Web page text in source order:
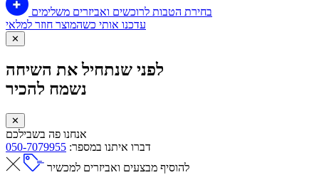
בחירת הטבות לרוכשים ואביזרים משלימים
עדכנו אותי כשהמוצר חוזר למלאי
✕
לפני שנתחיל את השיחה
נשמח להכיר
✕
אנחנו פה בשבילכם
דברו איתנו במספר: 050-7079955
להוסיף מבצעים ואביזרים למכשיר